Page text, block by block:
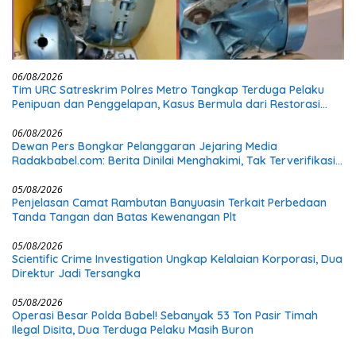
06/08/2026
Tim URC Satreskrim Polres Metro Tangkap Terduga Pelaku
Penipuan dan Penggelapan, Kasus Bermula dari Restorasi
06/08/2026
Dewan Pers Bongkar Pelanggaran Jejaring Media
Radakbabel.com: Berita Dinilai Menghakimi, Tak Terverifikasi,
05/08/2026
Penjelasan Camat Rambutan Banyuasin Terkait Perbedaan
Tanda Tangan dan Batas Kewenangan Plt
05/08/2026
Scientific Crime Investigation Ungkap Kelalaian Korporasi, Dua
Direktur Jadi Tersangka
05/08/2026
Operasi Besar Polda Babel! Sebanyak 53 Ton Pasir Timah
Ilegal Disita, Dua Terduga Pelaku Masih Buron